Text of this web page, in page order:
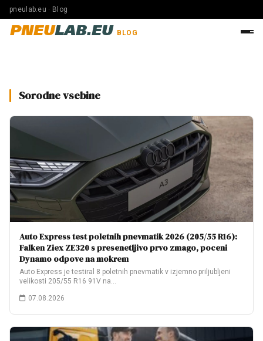
pneulab.eu · Blog
PNEULAB.EU BLOG
Sorodne vsebine
Auto Express test poletnih pnevmatik 2026 (205/55 R16):
Falken Ziex ZE320 s presenetljivo prvo zmago, poceni
Dynamo odpove na mokrem
Auto Express je testiral 8 poletnih pnevmatik v izjemno priljubljeni
velikosti 205/55 R16 91V na…
07.08.2026